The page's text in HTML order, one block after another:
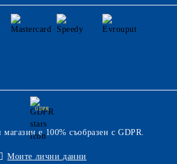
GDPR
е 100% съобразен с GDPR.
Моите лични данни